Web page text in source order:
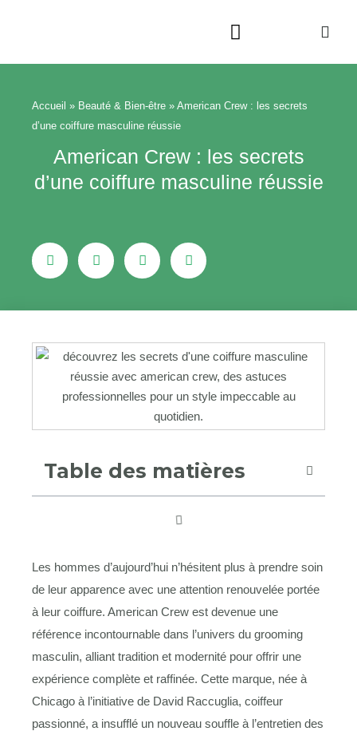
Accueil » Beauté & Bien-être » American Crew : les secrets
d’une coiffure masculine réussie
American Crew : les secrets
d’une coiffure masculine réussie
Table des matières
Les hommes d’aujourd’hui n’hésitent plus à prendre soin
de leur apparence avec une attention renouvelée portée
à leur coiffure. American Crew est devenue une
référence incontournable dans l’univers du grooming
masculin, alliant tradition et modernité pour offrir une
expérience complète et raffinée. Cette marque, née à
Chicago à l’initiative de David Raccuglia, coiffeur
passionné, a insufflé un nouveau souffle à l’entretien des